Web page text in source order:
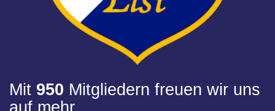
Mit 950 Mitgliedern freuen wir uns
auf mehr.